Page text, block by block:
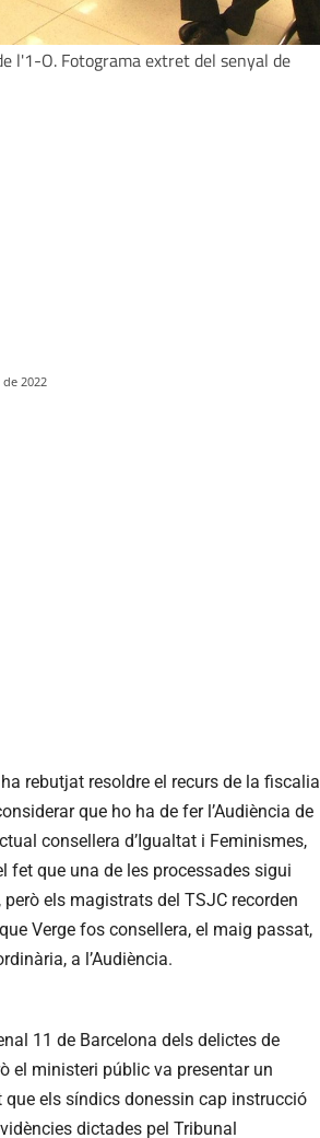
l'1-O. Fotograma extret del senyal de
2022
rebutjat resoldre el recurs de la fiscalia
que ho ha de fer l’Audiència de
consellera d’Igualtat i Feminismes,
fet que una de les processades sigui
els magistrats del TSJC recorden
Verge fos consellera, el maig passat,
a l’Audiència.
11 de Barcelona dels delictes de
el ministeri públic va presentar un
que els síndics donessin cap instrucció
dictades pel Tribunal